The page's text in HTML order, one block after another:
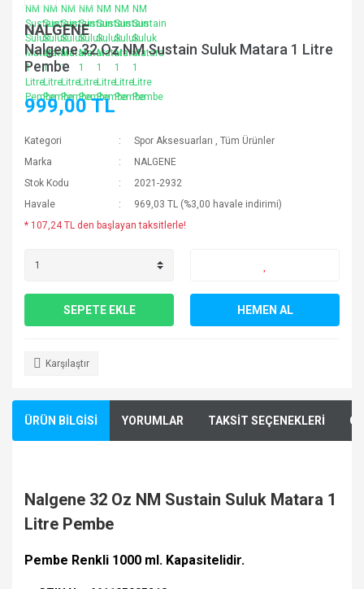
NALGENE
Nalgene 32 Oz NM Sustain Suluk Matara 1 Litre
Pembe
999,00 TL
Kategori Spor Aksesuarları ,Tüm Ürünler
Marka
NALGENE
Stok Kodu
2021-2932
Havale
969,03 TL (%3,00 havale indirimi)
* 107,24 TL den başlayan taksitlerle!
SEPETE EKLE HEMEN AL
Karşılaştır
ÜRÜN BİLGİSİ YORUMLAR TAKSİT SEÇENEKLERİ
Nalgene 32 Oz NM Sustain Suluk Matara 1
Litre Pembe
Pembe Renkli 1000 ml. Kapasitelidir.